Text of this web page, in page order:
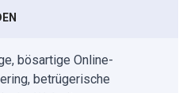
bösartige Online-
betrügerische